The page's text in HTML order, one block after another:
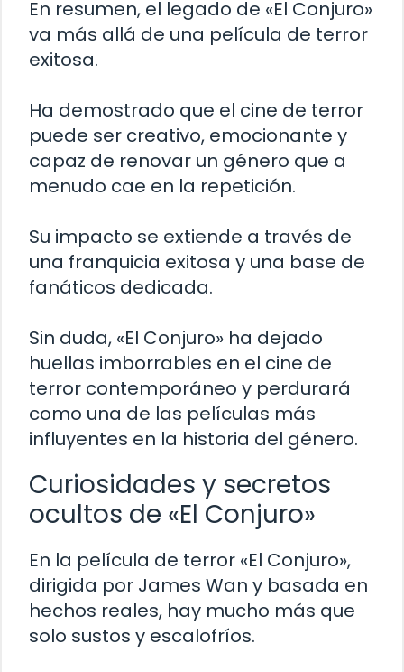
En resumen, el legado de «El Conjuro»
va más allá de una película de terror
exitosa.
Ha demostrado que el cine de terror
puede ser creativo, emocionante y
capaz de renovar un género que a
menudo cae en la repetición.
Su impacto se extiende a través de
una franquicia exitosa y una base de
fanáticos dedicada.
Sin duda, «El Conjuro» ha dejado
huellas imborrables en el cine de
terror contemporáneo y perdurará
como una de las películas más
influyentes en la historia del género.
Curiosidades y secretos
ocultos de «El Conjuro»
En la película de terror «El Conjuro»,
dirigida por James Wan y basada en
hechos reales, hay mucho más que
solo sustos y escalofríos.